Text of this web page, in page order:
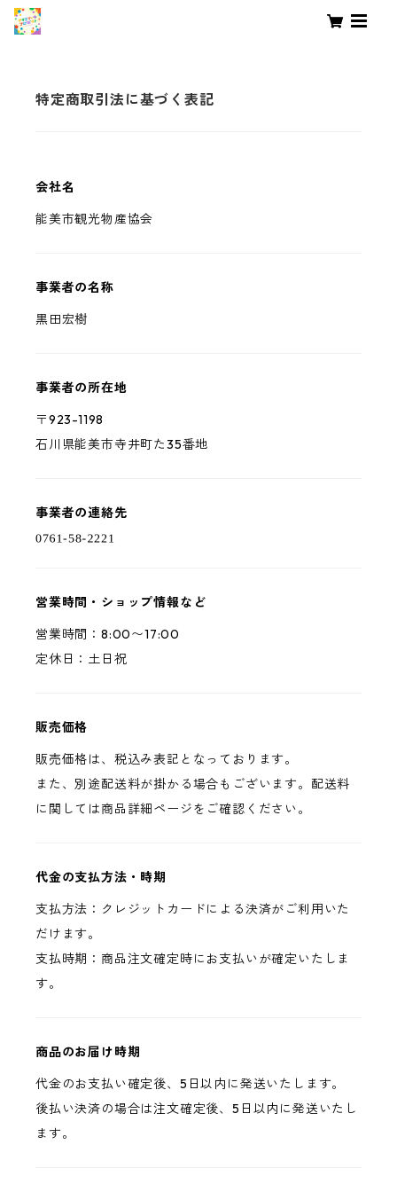
特定商取引法に基づく表記
会社名
能美市観光物産協会
事業者の名称
黒田宏樹
事業者の所在地
〒923-1198
石川県能美市寺井町た35番地
事業者の連絡先
営業時間・ショップ情報など
営業時間：8:00〜17:00
定休日：土日祝
販売価格
販売価格は、税込み表記となっております。
また、別途配送料が掛かる場合もございます。配送料
に関しては商品詳細ページをご確認ください。
代金の支払方法・時期
支払方法：クレジットカードによる決済がご利用いた
だけます。
支払時期：商品注文確定時にお支払いが確定いたしま
す。
商品のお届け時期
代金のお支払い確定後、5日以内に発送いたします。
後払い決済の場合は注文確定後、5日以内に発送いたし
ます。